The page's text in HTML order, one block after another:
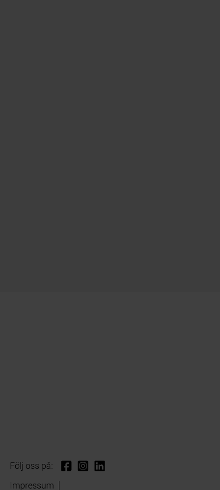
Följ oss på:
Impressum